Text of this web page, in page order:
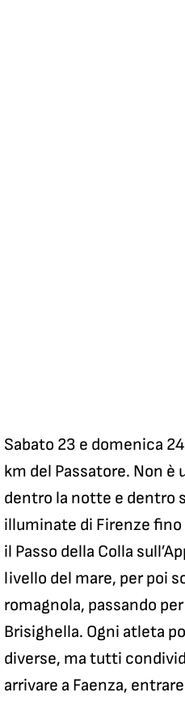
Sabato 23 e domenica
km del Passatore. Non è
dentro la notte e dentro
illuminate di Firenze fino
il Passo della Colla
livello del mare, per poi
romagnola, passando
Brisighella. Ogni atleta
diverse, ma tutti
arrivare a Faenza,